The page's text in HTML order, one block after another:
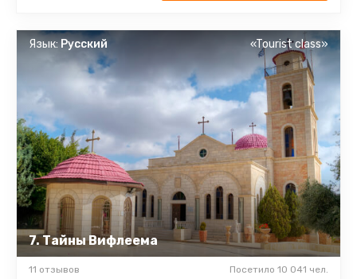
7. Тайны Вифлеема
Язык: Русский «Tourist class»
11 отзывов Посетило 10 041 чел.